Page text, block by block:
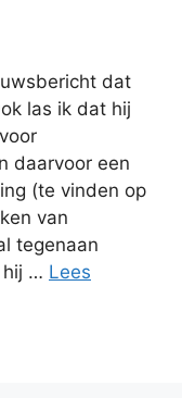
dat
las ik dat hij
daarvoor een
(te vinden op
van
tegenaan
hij … Lees